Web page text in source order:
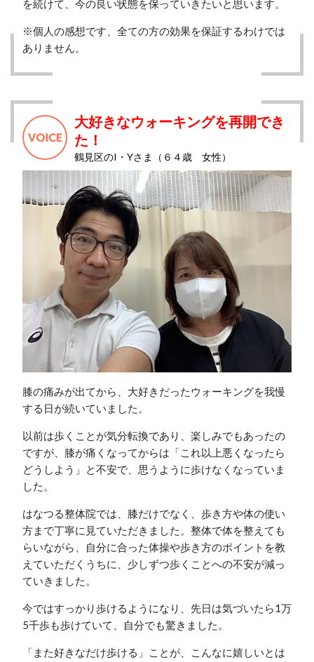
を続けて、今の良い状態を保っていきたいと思います。
※個人の感想です、全ての方の効果を保証するわけでは
ありません。
大好きなウォーキングを再開でき
た！
鶴見区のI・Yさま（６４歳 女性）
膝の痛みが出てから、大好きだったウォーキングを我慢
する日が続いていました。
以前は歩くことが気分転換であり、楽しみでもあったの
ですが、膝が痛くなってからは「これ以上悪くなったら
どうしよう」と不安で、思うように歩けなくなっていま
した。
はなつる整体院では、膝だけでなく、歩き方や体の使い
方まで丁寧に見ていただきました。整体で体を整えても
らいながら、自分に合った体操や歩き方のポイントを教
えていただくうちに、少しずつ歩くことへの不安が減っ
ていきました。
今ではすっかり歩けるようになり、先日は気づいたら1万
5千歩も歩けていて、自分でも驚きました。
「また好きなだけ歩ける」ことが、こんなに嬉しいとは